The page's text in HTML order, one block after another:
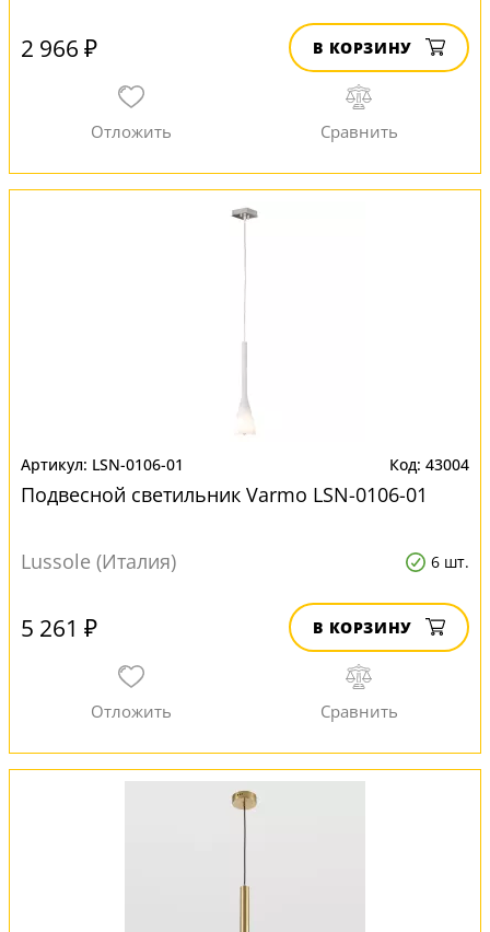
2 966 ₽ В КОРЗИНУ
LSN-0106-01 43004
Подвесной светильник Varmo LSN-0106-01
Lussole (Италия) 6 шт.
5 261 ₽ В КОРЗИНУ